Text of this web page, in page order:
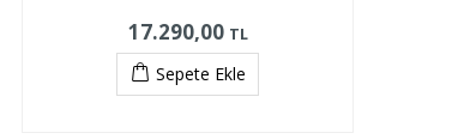
17.290,00 TL
Sepete Ekle